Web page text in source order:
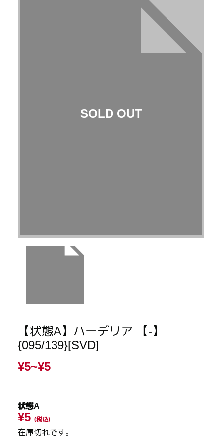
【状態A】ハーデリア 【-】
{095/139}[SVD]
¥5~¥5
状態A
¥5 (税込)
在庫切れです。